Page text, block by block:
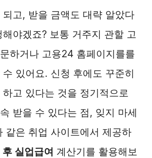
고, 받을 금액도 대략 알았다
야겠죠? 보통 거주지 관할 고
하거나 고용24 홈페이지를를
있어요. 신청 후에도 꾸준히
고 있다는 것을 정기적으로
받을 수 있다는 점, 잊지 마세
같은 취업 사이트에서 제공하
실업급여 계산기를 활용해보